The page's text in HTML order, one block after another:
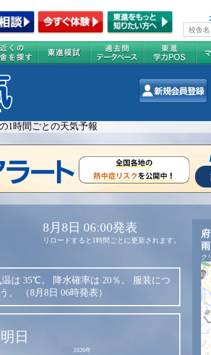
1時間ごとの天気予報
8月8日 06:00発表
リロードすると1時間ごとに更新されます。
は 35℃。 降水確率は 20％。
服装につ
。 （8月8日 06時発表）
明日
2026年
ク